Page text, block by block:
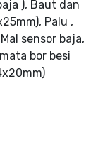
), Baut dan
Palu ,
sensor baja,
bor besi